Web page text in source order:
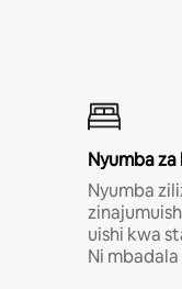
Nyumba
Nyumba
uishi kwa
Ni